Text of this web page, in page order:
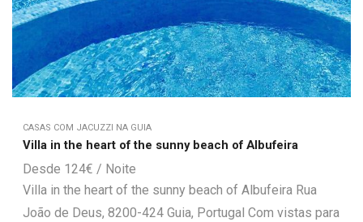
CASAS COM JACUZZI NA GUIA
Villa in the heart of the sunny beach of Albufeira
124€
Villa in the heart of the sunny beach of Albufeira Rua
João de Deus, 8200-424 Guia, Portugal Com vistas para